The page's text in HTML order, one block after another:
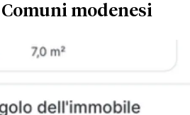
modenesi